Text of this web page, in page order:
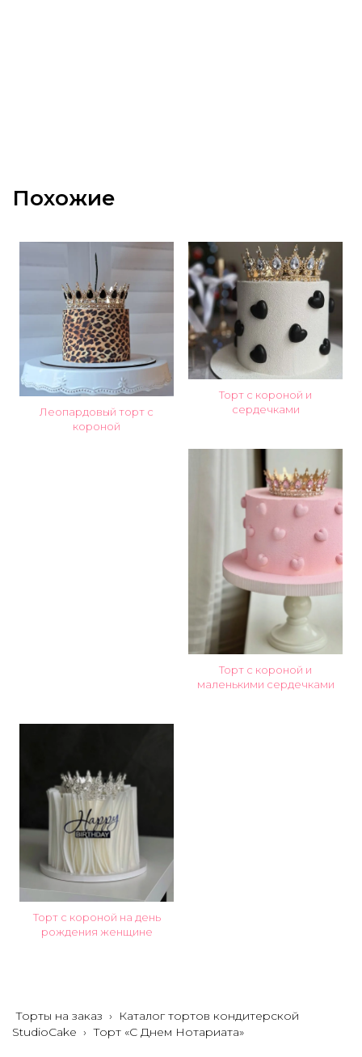
Похожие
Леопардовый торт с
короной
Торт с короной и
сердечками
Торт с короной и
маленькими сердечками
Торт с короной на день
рождения женщине
Торты на заказ › Каталог тортов кондитерской
StudioCake › Торт «С Днем Нотариата»